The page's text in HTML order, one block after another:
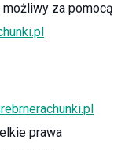
za pomocą
prawa